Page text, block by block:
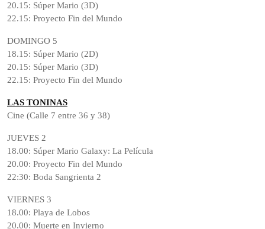
20.15: Súper Mario (3D)
22.15: Proyecto Fin del Mundo
DOMINGO 5
18.15: Súper Mario (2D)
20.15: Súper Mario (3D)
22.15: Proyecto Fin del Mundo
LAS TONINAS
Cine (Calle 7 entre 36 y 38)
JUEVES 2
18.00: Súper Mario Galaxy: La Película
20.00: Proyecto Fin del Mundo
22:30: Boda Sangrienta 2
VIERNES 3
18.00: Playa de Lobos
20.00: Muerte en Invierno